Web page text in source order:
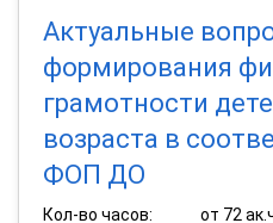
Актуальные
формирования
грамотности
возраста в
ФОП ДО
Кол-во часов:
от 72